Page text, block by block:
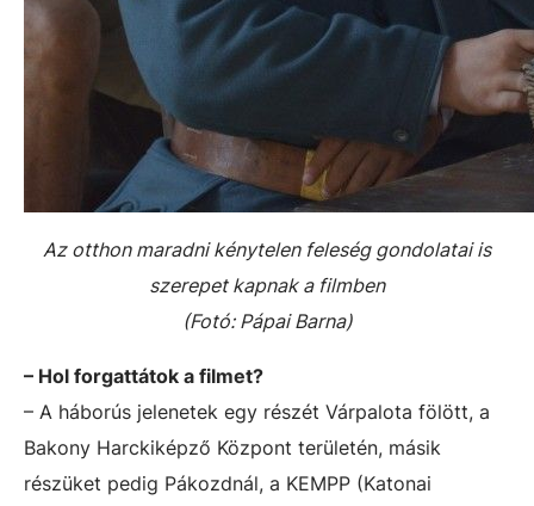
Az otthon maradni kénytelen feleség gondolatai is
szerepet kapnak a filmben
(Fotó: Pápai Barna)
– Hol forgattátok a filmet?
– A háborús jelenetek egy részét Várpalota fölött, a
Bakony Harckiképző Központ területén, másik
részüket pedig Pákozdnál, a KEMPP (Katonai